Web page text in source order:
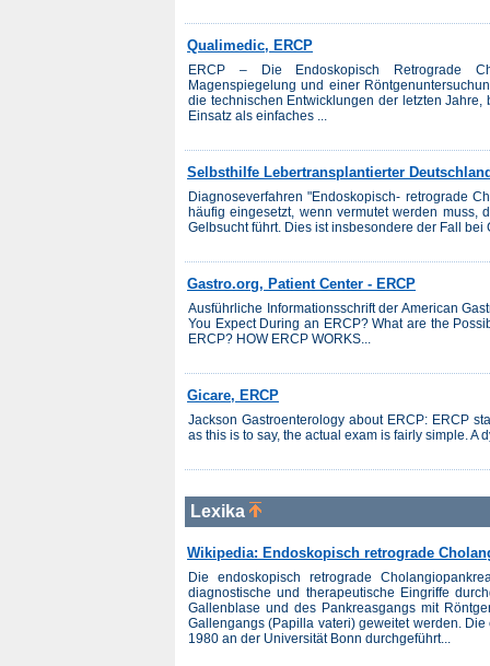
Qualimedic, ERCP
ERCP – Die Endoskopisch Retrograde
Magenspiegelung und einer
die technischen Entwicklungen der letzten
Einsatz als einfaches ...
Selbsthilfe Lebertransplantierter
Diagnoseverfahren "Endoskopisch- retrograde
häufig eingesetzt, wenn vermutet werden muss,
Gelbsucht führt. Dies ist insbesondere der Fall
Gastro.org, Patient Center - ERCP
Ausführliche Informationsschrift der American
You Expect During an ERCP? What are the
ERCP? HOW ERCP WORKS...
Gicare, ERCP
Jackson Gastroenterology about ERCP: ERCP
as this is to say, the actual exam is fairly simple.
Lexika
Wikipedia: Endoskopisch retrograde
Die endoskopisch retrograde
diagnostische und therapeutische Eingriffe
Gallenblase und des Pankreasgangs mit
Gallengangs (Papilla vateri) geweitet werden.
1980 an der Universität Bonn durchgeführt...